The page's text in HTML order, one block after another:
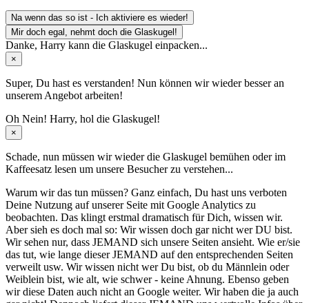
Na wenn das so ist - Ich aktiviere es wieder!
Mir doch egal, nehmt doch die Glaskugel!
Danke, Harry kann die Glaskugel einpacken...
×
Super, Du hast es verstanden! Nun können wir wieder besser an
unserem Angebot arbeiten!
Oh Nein! Harry, hol die Glaskugel!
×
Schade, nun müssen wir wieder die Glaskugel bemühen oder im
Kaffeesatz lesen um unsere Besucher zu verstehen...
Warum wir das tun müssen? Ganz einfach, Du hast uns verboten
Deine Nutzung auf unserer Seite mit Google Analytics zu
beobachten. Das klingt erstmal dramatisch für Dich, wissen wir.
Aber sieh es doch mal so: Wir wissen doch gar nicht wer DU bist.
Wir sehen nur, dass JEMAND sich unsere Seiten ansieht. Wie er/sie
das tut, wie lange dieser JEMAND auf den entsprechenden Seiten
verweilt usw. Wir wissen nicht wer Du bist, ob du Männlein oder
Weiblein bist, wie alt, wie schwer - keine Ahnung. Ebenso geben
wir diese Daten auch nicht an Google weiter. Wir haben die ja auch